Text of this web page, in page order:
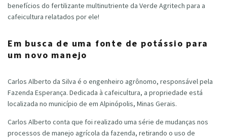
benefícios do fertilizante multinutriente da Verde Agritech para a
cafeicultura relatados por ele!
Em busca de uma fonte de potássio para
um novo manejo
Carlos Alberto da Silva é o engenheiro agrônomo, responsável pela
Fazenda Esperança. Dedicada à cafeicultura, a propriedade está
localizada no município de em Alpinópolis, Minas Gerais.
Carlos Alberto conta que foi realizado uma série de mudanças nos
processos de manejo agrícola da fazenda, retirando o uso de